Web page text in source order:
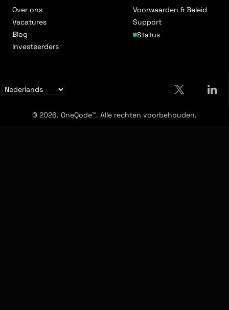
Over ons
Vacatures
Blog
Investeerders
Voorwaarden & Beleid
Support
Status
© 2026. OneQode™. Alle rechten voorbehouden.